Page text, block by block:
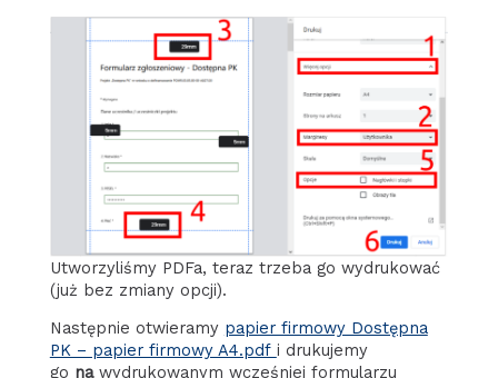
Utworzyliśmy PDFa, teraz trzeba go wydrukować
(już bez zmiany opcji).
Następnie otwieramy papier firmowy Dostępna
PK – papier firmowy A4.pdf i drukujemy
go nawydrukowanym wcześniej formularzu